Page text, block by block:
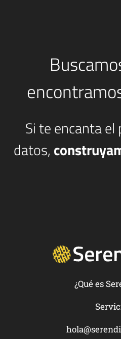
Si te encanta
datos,
¿Qué es